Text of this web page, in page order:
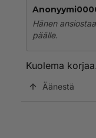
Hänen
päälle.
Kuolema
Äänestä